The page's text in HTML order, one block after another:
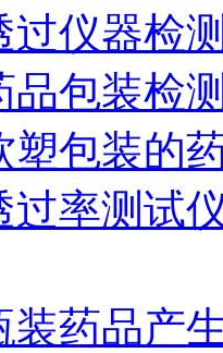
过仪器检
品包装检
塑包装的
过率测试
装药品产